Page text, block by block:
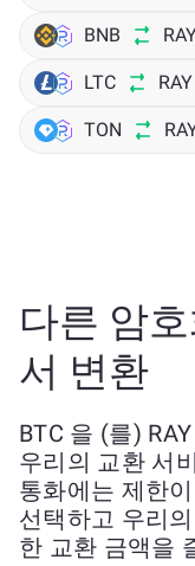
BNB
LTC RAY
TON
다른 암
서 변환
BTC 을 (를)
우리의 교환 서
통화에는 제한
선택하고 우리
한 교환 금액을